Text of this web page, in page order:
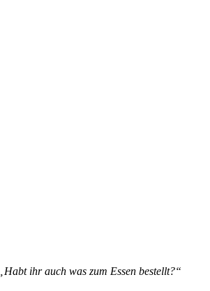
„Habt ihr auch was zum Essen bestellt?“